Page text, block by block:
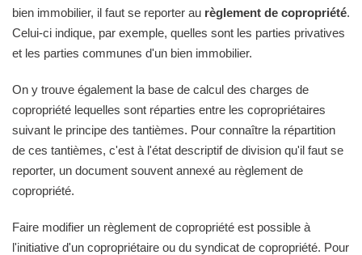
bien immobilier, il faut se reporter au règlement de copropriété.
Celui-ci indique, par exemple, quelles sont les parties privatives
et les parties communes d'un bien immobilier.
On y trouve également la base de calcul des charges de
copropriété lequelles sont réparties entre les copropriétaires
suivant le principe des tantièmes. Pour connaître la répartition
de ces tantièmes, c'est à l'état descriptif de division qu'il faut se
reporter, un document souvent annexé au règlement de
copropriété.
Faire modifier un règlement de copropriété est possible à
l'initiative d'un copropriétaire ou du syndicat de copropriété. Pour